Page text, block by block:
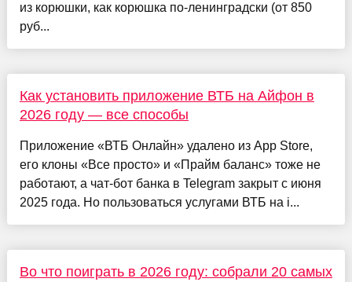
из корюшки, как корюшка по-ленинградски (от 850
руб...
Как установить приложение ВТБ на Айфон в
2026 году — все способы
Приложение «ВТБ Онлайн» удалено из App Store,
его клоны «Все просто» и «Прайм баланс» тоже не
работают, а чат-бот банка в Telegram закрыт с июня
2025 года. Но пользоваться услугами ВТБ на i...
Во что поиграть в 2026 году: собрали 20 самых